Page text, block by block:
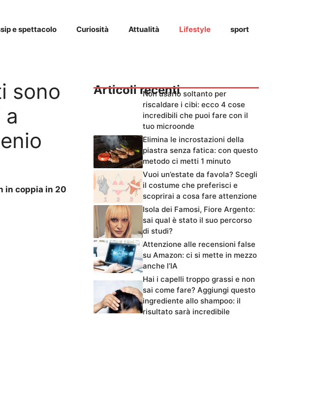
e spettacolo Curiosità Attualità Lifestyle sport
sono
in coppia in 20
Articoli recentiNon usarlo soltanto per
riscaldare i cibi: ecco 4 cose
incredibili che puoi fare con il
tuo microonde
Elimina le incrostazioni della
piastra senza fatica: con questo
metodo ci metti 1 minuto
Vuoi un’estate da favola? Scegli
il costume che preferisci e
scoprirai a cosa fare attenzione
Isola dei Famosi, Fiore Argento:
sai qual è stato il suo percorso
di studi?
Attenzione alle recensioni false
su Amazon: ci si mette in mezzo
anche l’IA
Hai i capelli troppo grassi e non
sai come fare? Aggiungi questo
ingrediente allo shampoo: il
risultato sarà incredibile